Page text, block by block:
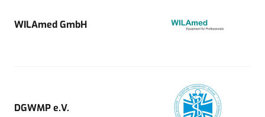
WILAmed GmbH
DGWMP e.V.